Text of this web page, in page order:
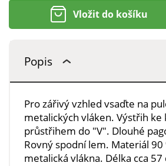
Vložit do košíku
Popis
Pro zářivý vzhled vsaďte na
metalických vláken. Výstřih ke
průstřihem do "V". Dlouhé
Rovný spodní lem. Materiál 90
metalická vlákna. Délka cca 57